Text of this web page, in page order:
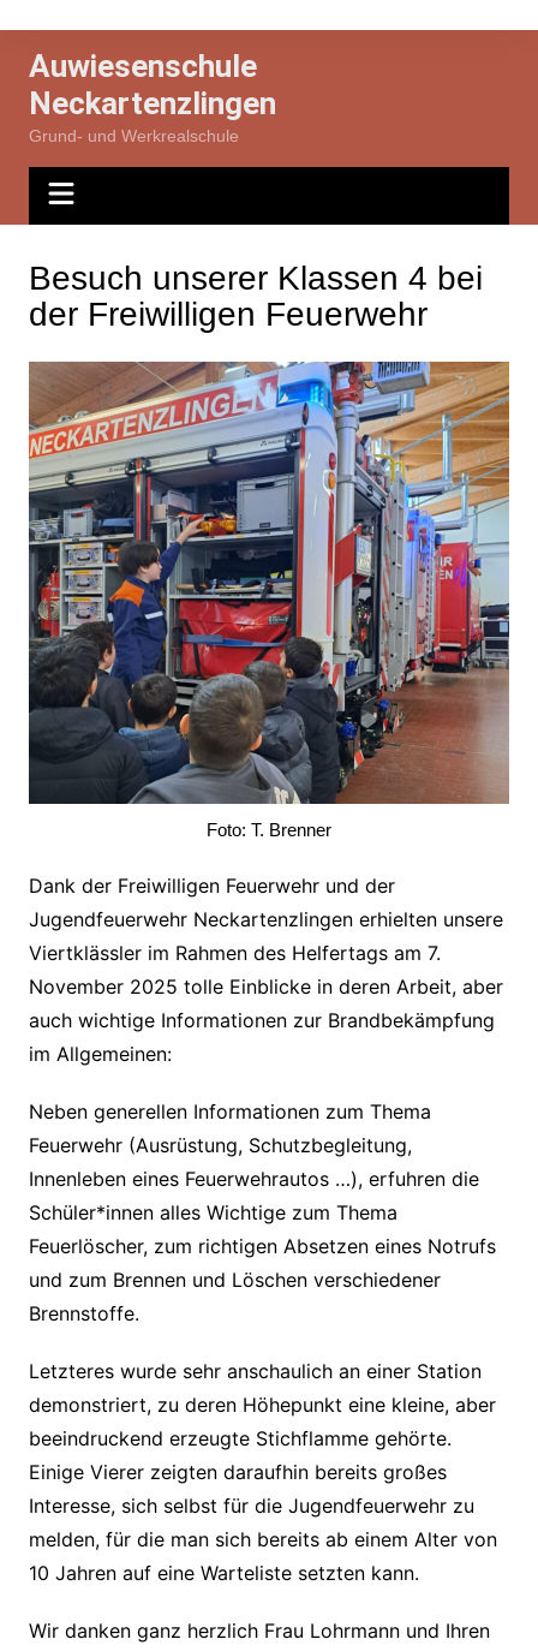
springen
Auwiesenschule
Neckartenzlingen
Grund- und Werkrealschule
Besuch unserer Klassen 4 bei
der Freiwilligen Feuerwehr
Foto: T. Brenner
Dank der Freiwilligen Feuerwehr und der
Jugendfeuerwehr Neckartenzlingen erhielten unsere
Viertklässler im Rahmen des Helfertags am 7.
November 2025 tolle Einblicke in deren Arbeit, aber
auch wichtige Informationen zur Brandbekämpfung
im Allgemeinen:
Neben generellen Informationen zum Thema
Feuerwehr (Ausrüstung, Schutzbegleitung,
Innenleben eines Feuerwehrautos …), erfuhren die
Schüler*innen alles Wichtige zum Thema
Feuerlöscher, zum richtigen Absetzen eines Notrufs
und zum Brennen und Löschen verschiedener
Brennstoffe.
Letzteres wurde sehr anschaulich an einer Station
demonstriert, zu deren Höhepunkt eine kleine, aber
beeindruckend erzeugte Stichflamme gehörte.
Einige Vierer zeigten daraufhin bereits großes
Interesse, sich selbst für die Jugendfeuerwehr zu
melden, für die man sich bereits ab einem Alter von
10 Jahren auf eine Warteliste setzten kann.
Wir danken ganz herzlich Frau Lohrmann und Ihren